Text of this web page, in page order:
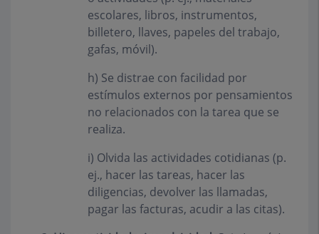
escolares, libros, instrumentos,
billetero, llaves, papeles del trabajo,
gafas, móvil).
h) Se distrae con facilidad por
estímulos externos por pensamientos
no relacionados con la tarea que se
realiza.
i) Olvida las actividades cotidianas (p.
ej., hacer las tareas, hacer las
diligencias, devolver las llamadas,
pagar las facturas, acudir a las citas).